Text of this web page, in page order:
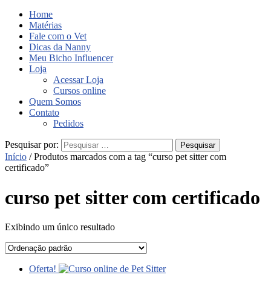
Home
Matérias
Fale com o Vet
Dicas da Nanny
Meu Bicho Influencer
Loja
Acessar Loja
Cursos online
Quem Somos
Contato
Pedidos
Pesquisar por:
Início / Produtos marcados com a tag “curso pet sitter com
certificado”
curso pet sitter com certificado
Exibindo um único resultado
Oferta!